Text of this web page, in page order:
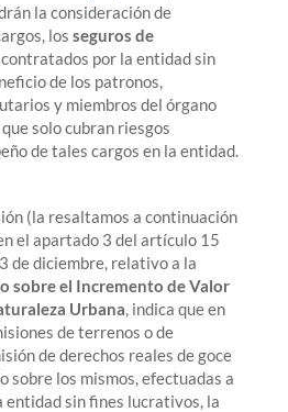
la consideración de
los seguros de
contratados por la entidad sin
de los patronos,
y miembros del órgano
solo cubran riesgos
de tales cargos en la entidad.
(la resaltamos a continuación
el apartado 3 del artículo 15
de diciembre, relativo a la
sobre el Incremento de Valor
Urbana, indica que en
de terrenos o de
de derechos reales de goce
sobre los mismos, efectuadas a
sin fines lucrativos, la